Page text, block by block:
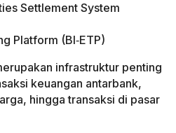
Settlement System
Platform (BI‑ETP)
infrastruktur penting
keuangan antarbank,
hingga transaksi di pasar